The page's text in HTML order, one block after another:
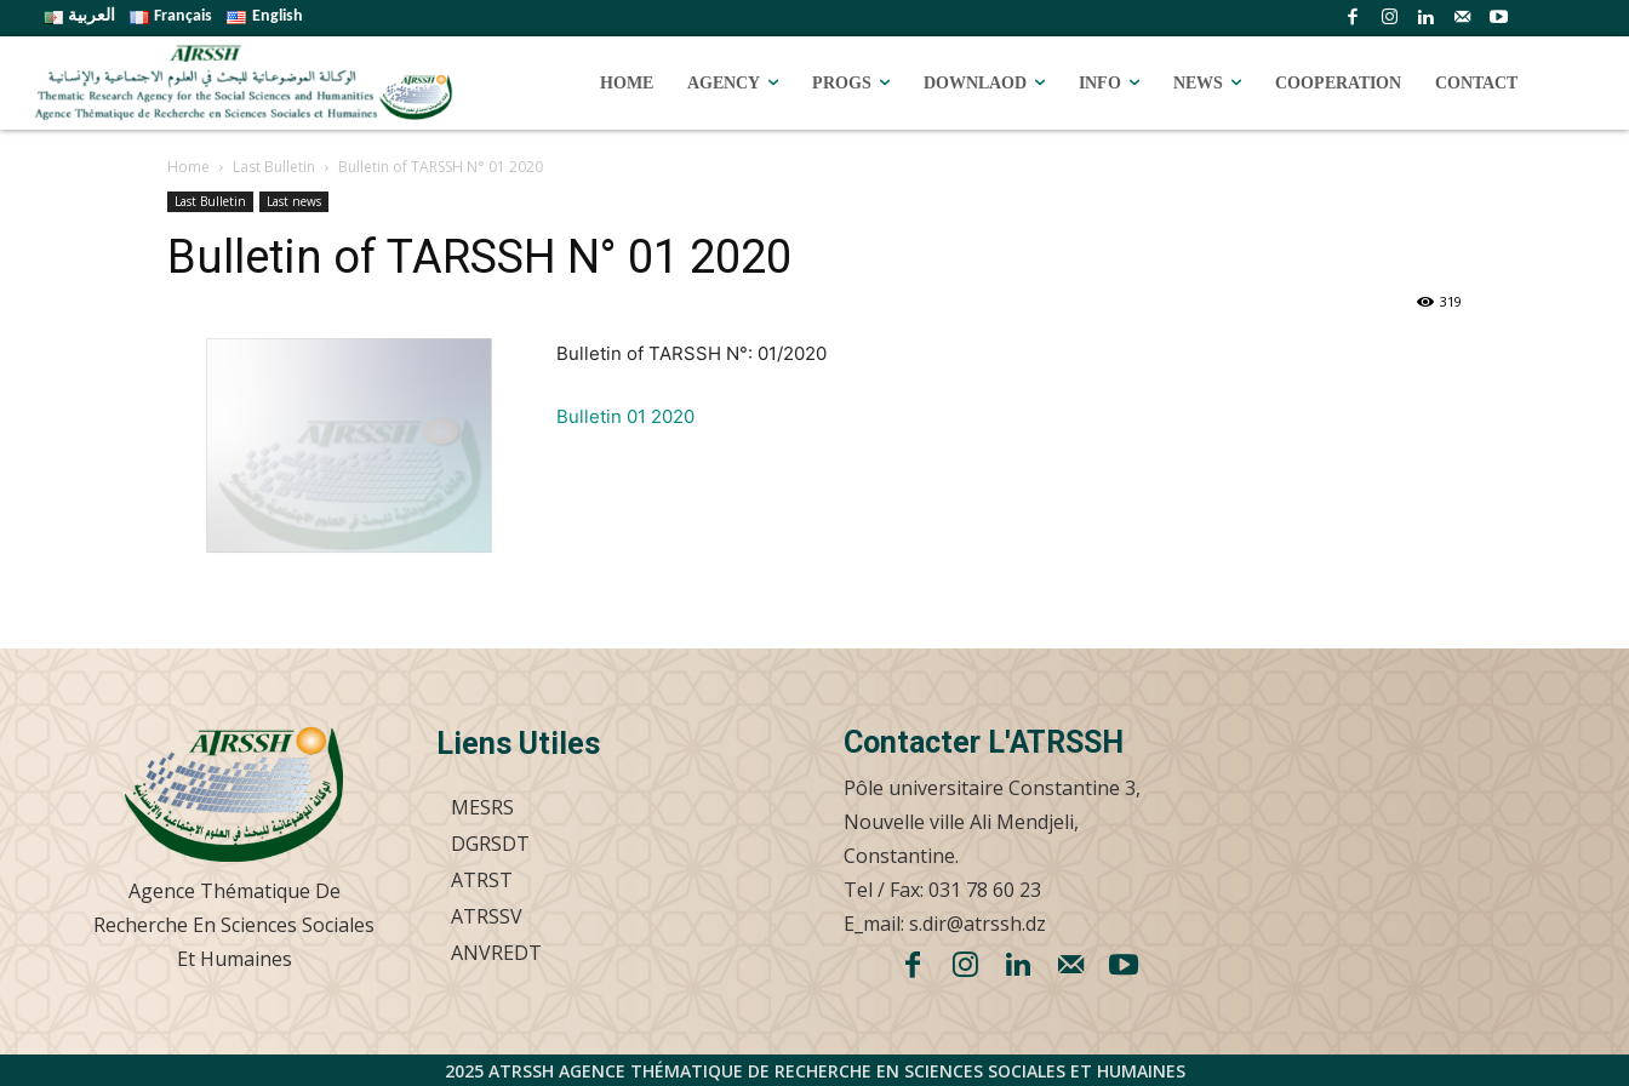
العربية Français English
HOME AGENCY PROGS DOWNLAOD INFO NEWS COOPERATION CONTACT
Home Last Bulletin Bulletin of TARSSH N° 01 2020
Last Bulletin Last news
Bulletin of TARSSH N° 01 2020
319
Bulletin of TARSSH N°: 01/2020
Bulletin 01 2020
Agence Thématique De
Recherche En Sciences Sociales
Et Humaines
Liens Utiles
MESRS
DGRSDT
ATRST
ATRSSV
ANVREDT
Contacter L'ATRSSH
Pôle universitaire Constantine 3,
Nouvelle ville Ali Mendjeli,
Constantine.
Tel / Fax: 031 78 60 23
E_mail: s.dir@atrssh.dz
2025 ATRSSH AGENCE THÉMATIQUE DE RECHERCHE EN SCIENCES SOCIALES ET HUMAINES